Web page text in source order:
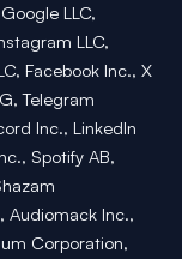
LLC,
LLC,
Facebook Inc., X
Telegram
Inc., LinkedIn
Spotify AB,
Audiomack Inc.,
Corporation,